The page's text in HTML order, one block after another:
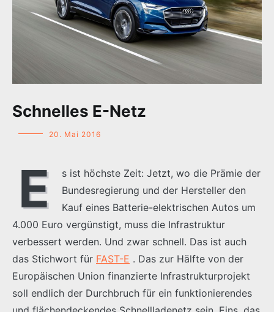
Schnelles E-Netz
20. Mai 2016
E
s ist höchste Zeit: Jetzt, wo die Prämie der
Bundesregierung und der Hersteller den
Kauf eines Batterie-elektrischen Autos um
4.000 Euro vergünstigt, muss die Infrastruktur
verbessert werden. Und zwar schnell. Das ist auch
das Stichwort für FAST-E . Das zur Hälfte von der
Europäischen Union finanzierte Infrastrukturprojekt
soll endlich der Durchbruch für ein funktionierendes